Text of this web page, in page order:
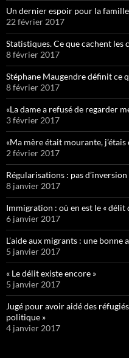
Un dernier espoir pour la
22 février 2017
Statistiques. Ce que cachent les
8 février 2017
Stéphane Maugendre définit ce
8 février 2017
«La dame a refusé de regarder
3 février 2017
«Ma mère était mourante,
2 février 2017
Régularisations : pas
8 janvier 2017
Immigration : où en est le « délit
6 janvier 2017
L’aide aux migrants : une bonne
5 janvier 2017
« Le délit existe encore »
5 janvier 2017
Jugé pour avoir aidé des
politique »
4 janvier 2017